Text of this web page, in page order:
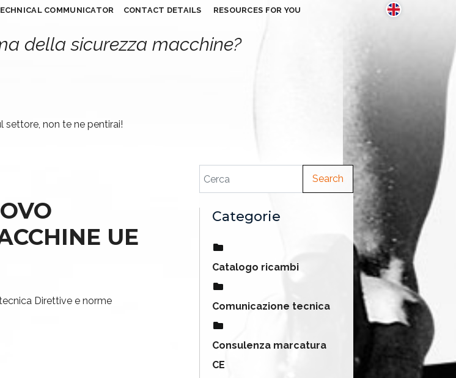
COMMUNICATOR CONTACT DETAILS RESOURCES FOR YOU
della sicurezza macchine?
settore, non te ne pentirai!
UE
Direttive e norme
Search
Categorie
Catalogo ricambi
Comunicazione tecnica
Consulenza marcatura
CE